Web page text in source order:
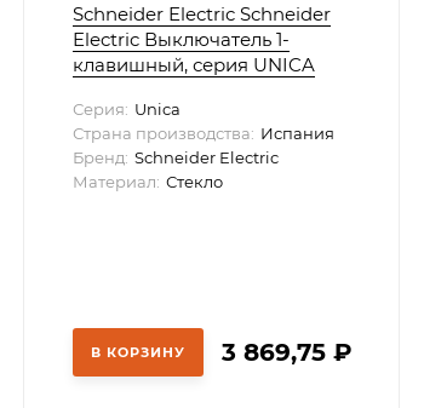
Schneider Electric Schneider
Electric Выключатель 1-
клавишный, серия UNICA
Серия: Unica
Страна производства: Испания
Бренд: Schneider Electric
Материал: Стекло
В КОРЗИНУ 3 869,75 ₽